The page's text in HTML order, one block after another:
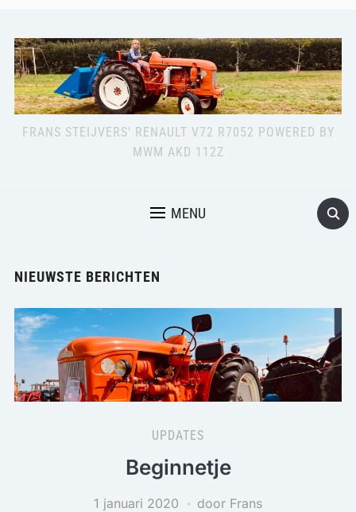
FRANS STEIJVERS' RENAULT V72 R7052 POWERED BY
MWM AKD 112Z
MENU
NIEUWSTE BERICHTEN
UPDATES
Beginnetje
1 januari 2020 door Frans